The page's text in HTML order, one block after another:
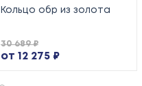
Кольцо обр из золота
от 12 275 ₽
30 689 ₽